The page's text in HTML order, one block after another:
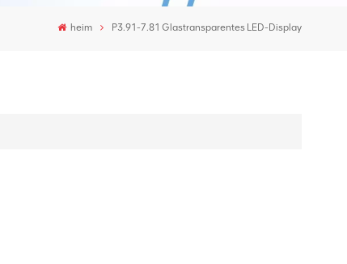
heim P3.91-7.81 Glastransparentes LED-Display